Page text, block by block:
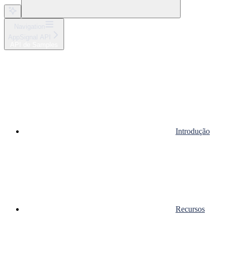
Introdução
Recursos